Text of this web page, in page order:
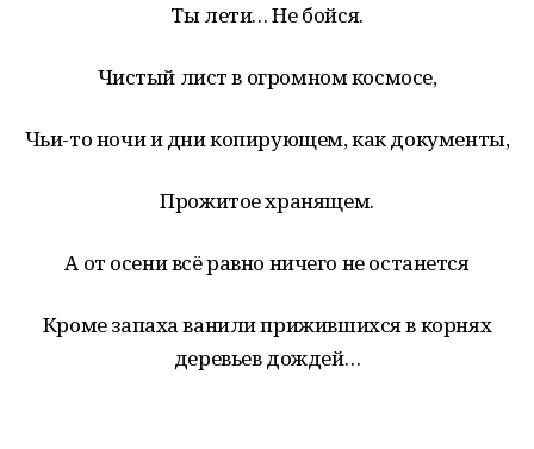
Ты лети… Не бойся.
Чистый лист в огромном космосе,
Чьи-то ночи и дни копирующем, как документы,
Прожитое хранящем.
А от осени всё равно ничего не останется
Кроме запаха ванили прижившихся в корнях
деревьев дождей…